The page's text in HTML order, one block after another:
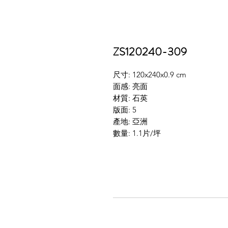
ZS120240-309
尺寸: 120x240x0.9 cm
面感: 亮面
材質: 石英
版面: 5
產地: 亞洲
數量: 1.1片/坪